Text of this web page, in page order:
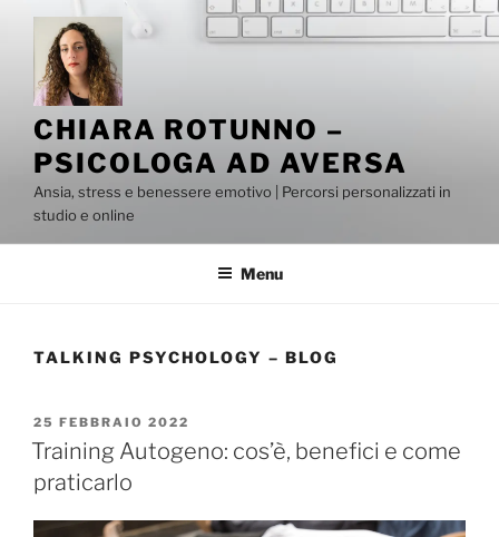
Salta
contenuto
CHIARA ROTUNNO –
PSICOLOGA AD AVERSA
Ansia, stress e benessere emotivo | Percorsi personalizzati in
studio e online
Menu
TALKING PSYCHOLOGY – BLOG
PUBBLICATO
IL
25 FEBBRAIO 2022
Training Autogeno: cos’è, benefici e come
praticarlo